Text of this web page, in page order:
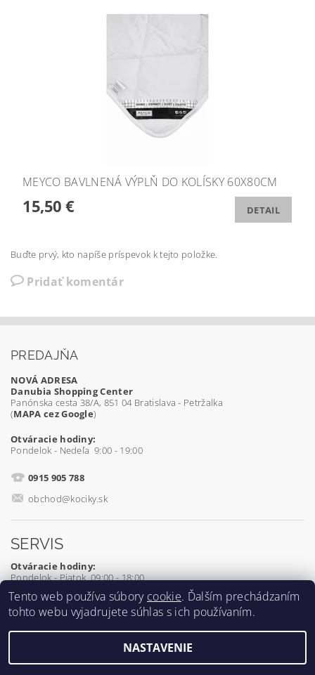
MEYCO BAVLNENÁ VÝPLŇ DO KOLÍSKY 60X80CM
15,50 € DETAIL
Buďte prvý, kto napíše príspevok k tejto položke.
Pridať komentár
PREDAJŇA
NOVÁ ADRESA
Danubia Shopping Center
Panónska cesta 38/A, 851 04 Bratislava - Petržalka
(MAPA cez Google)
Otváracie hodiny:
Pondelok - Nedeľa 9:00 - 19:00
0915 905 788
obchod@kociky.sk
SERVIS
Otváracie hodiny:
Pondelok - Piatok 09:00 - 18:00
0905 539 927
2026 ©Kociky.sk, všetky práva vyhradené
Tento web používa súbory cookie. Ďalším prechádzaním
tohto webu vyjadrujete súhlas s ich používaním.
NASTAVENIE